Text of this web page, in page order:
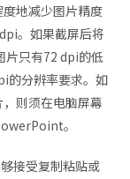
地减少图片精度
。如果截屏后将
只有72 dpi的低
的分辨率要求。如
则须在电脑屏幕
。
接受复制粘贴或